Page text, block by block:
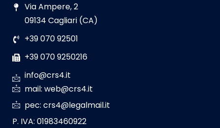
Via Ampere, 2
09134 Cagliari (CA)
+39 070 92501
+39 070 9250216
info@crs4.it
mail: web@crs4.it
pec: crs4@legalmail.it
P. IVA: 01983460922